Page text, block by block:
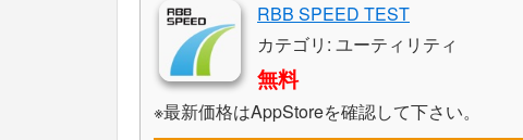
RBB SPEED TEST
カテゴリ: ユーティリティ
無料
※最新価格はAppStoreを確認して下さい。